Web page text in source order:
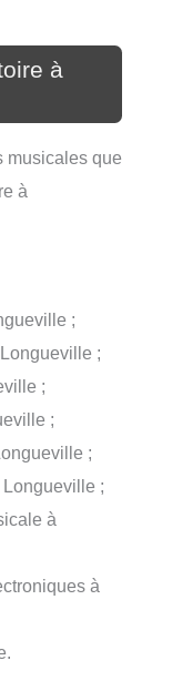
à
musicales que
à
;
;
;
;
;
;
à
à